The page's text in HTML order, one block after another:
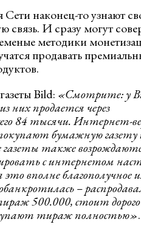
наконец-то узнают
И сразу могут
методики
продавать
Bild: «Смотрите: у
них продаетсячерез
84 тысячи. Интернет-
бумажную
также
с интернетом
это вполне благополучное
–
500.000, стоит дорого
тираж полностью».